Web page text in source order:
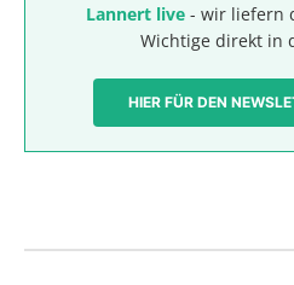
Lannert live- wir liefern
Wichtige direkt in
HIER FÜR DEN